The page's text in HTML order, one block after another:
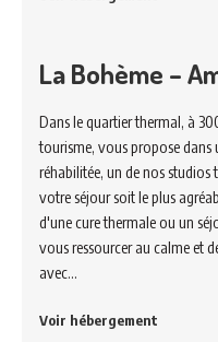
La Bohème –
Dans le quartier thermal, à
tourisme, vous propose dans
réhabilitée, un de nos
votre séjour soit le plus
d'une cure thermale ou un
vous ressourcer au calme et
avec…
Voir hébergement